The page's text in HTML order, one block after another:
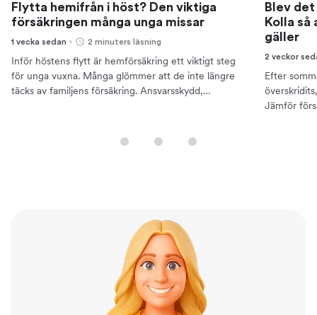
Flytta hemifrån i höst? Den viktiga
försäkringen många unga missar
1 vecka sedan 2 minuters läsning
Inför höstens flytt är hemförsäkring ett viktigt steg
för unga vuxna. Många glömmer att de inte längre
täcks av familjens försäkring. Ansvarsskydd,
Blev
Kolla
gäller
2 veckor
Efter
Jämför